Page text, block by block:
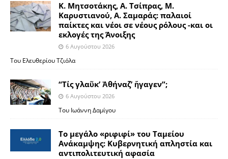
Κ. Μητσοτάκης, Α. Τσίπρας, Μ.
Καρυστιανού, Α. Σαμαράς: παλαιοί
παίκτες και νέοι σε νέους ρόλους -και οι
εκλογές της Άνοιξης
6 Αυγούστου 2026
Του Ελευθερίου Τζιόλα
“Τίς γλαῦκ’ Ἀθήναζ’ ἤγαγεν”;
6 Αυγούστου 2026
Του Ιωάννη Δαμίγου
Το μεγάλο «ριφιφί» του Ταμείου
Ανάκαμψης: Κυβερνητική απληστία και
αντιπολιτευτική αφασία